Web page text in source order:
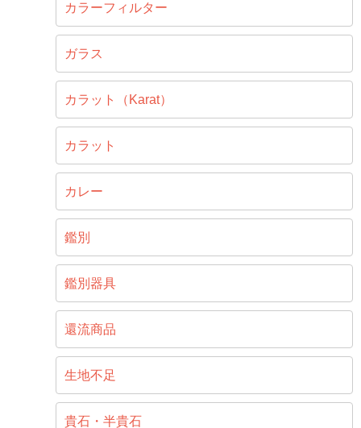
カラーフィルター
ガラス
カラット（Karat）
カラット
カレー
鑑別
鑑別器具
還流商品
生地不足
貴石・半貴石